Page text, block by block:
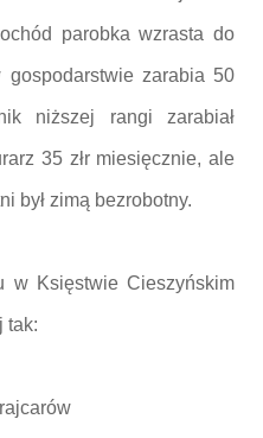
parobka wzrasta do
gospodarstwie zarabia 50
niższej rangi zarabiał
35 złr miesięcznie, ale
był zimą bezrobotny.
w Księstwie Cieszyńskim
tak: